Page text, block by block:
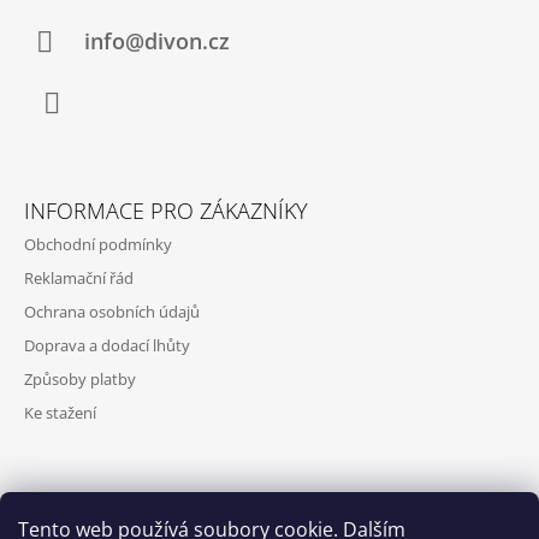
Tento web používá soubory cookie. Dalším
info@divon.cz
INFORMACE PRO ZÁKAZNÍKY
Obchodní podmínky
Reklamační řád
Ochrana osobních údajů
Doprava a dodací lhůty
Způsoby platby
Ke stažení
VYHLEDÁVÁNÍ